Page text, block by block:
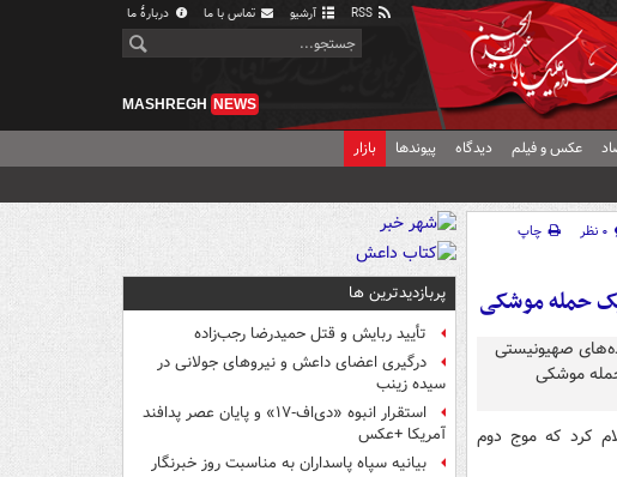
آرشیو تماس با ما دربارهٔ ما
MASHREGH NEWS
عکس و فیلم دیدگاه پیوندها بازار
۰ نظر
چاپ
یک حمله موشکی
کرد که موج دوم
پربازدیدترین ها
تأیید ربایش و قتل حمیدرضا رجب‌زاده
درگیری اعضای داعش و نیروهای جولانی در
سیده زینب
استقرار انبوه «دی‌اف‑۱۷» و پایان عصر پدافند
آمریکا +عکس
بیانیه سپاه پاسداران به مناسبت روز خبرنگار